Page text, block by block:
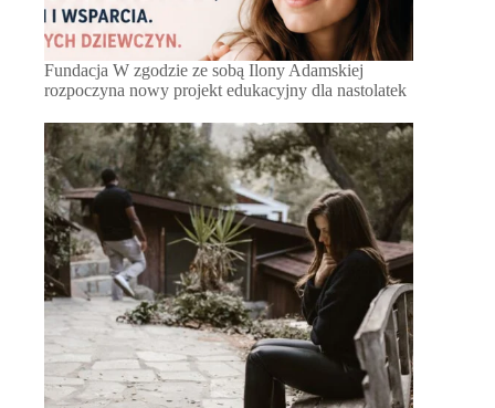
Fundacja W zgodzie ze sobą Ilony Adamskiej
rozpoczyna nowy projekt edukacyjny dla nastolatek